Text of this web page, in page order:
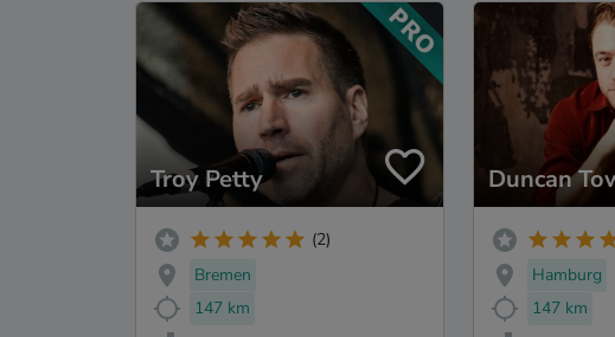
Troy Petty
(2)
Bremen
147 km
Duncan
Hamburg
147 km